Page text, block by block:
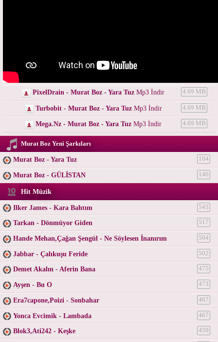
PixelDrain - Murat Boz - Yara Tuz Mp3 İndir 4.69 MB
Turbobit - Murat Boz - Yara TuzMp3 İndir 4.69 MB
Mega.Nz - Murat Boz - Yara Tuz Mp3 İndir 4.69 MB
Murat Boz Yeni Şarkıları
Murat Boz - Yara Tuz 104
Murat Boz - GÜLİSTAN 140
Hit Müzik
Ilker James - Kara Bahtım 543
Tarkan - Dönmüyor Giden 517
Hande Mehan,Çağan Şengül - Ne Söylesen İnanırım 504
Jabbar - Çalıkuşu Feride 502
Demet Akalın - Aferin Bana 475
Ayşen - Bu O 473
Era7capone,Poizi - Sonbahar 467
Yonca Evcimik - Lambada 467
Blok3,Ati242 - Keşke 459